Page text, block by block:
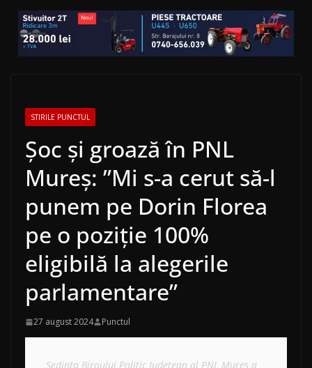
STIRILE PUNCTUL
Șoc și groază în PNL
Mureș: ”Mi s-a cerut să-l
punem pe Dorin Florea
pe o poziție 100%
eligibilă la alegerile
parlamentare”
27 august 2024 Punctul
Ședința Biroului Politic Județean al PNL Mureș a